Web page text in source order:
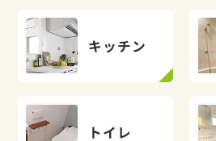
キッチン
トイレ